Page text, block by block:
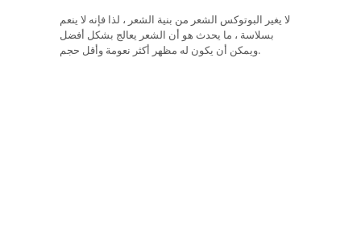
لا يغير البوتوكس الشعر من بنية الشعر ، لذا فإنه لا ينعم
بسلاسة ، ما يحدث هو أن الشعر يعالج بشكل أفضل
ويمكن أن يكون له مظهر أكثر نعومة وأقل حجم.